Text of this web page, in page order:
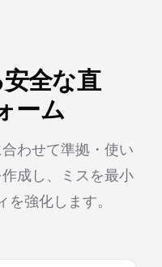
全な直
ーム
わせて準拠・使い
成し、ミスを最小
強化します。